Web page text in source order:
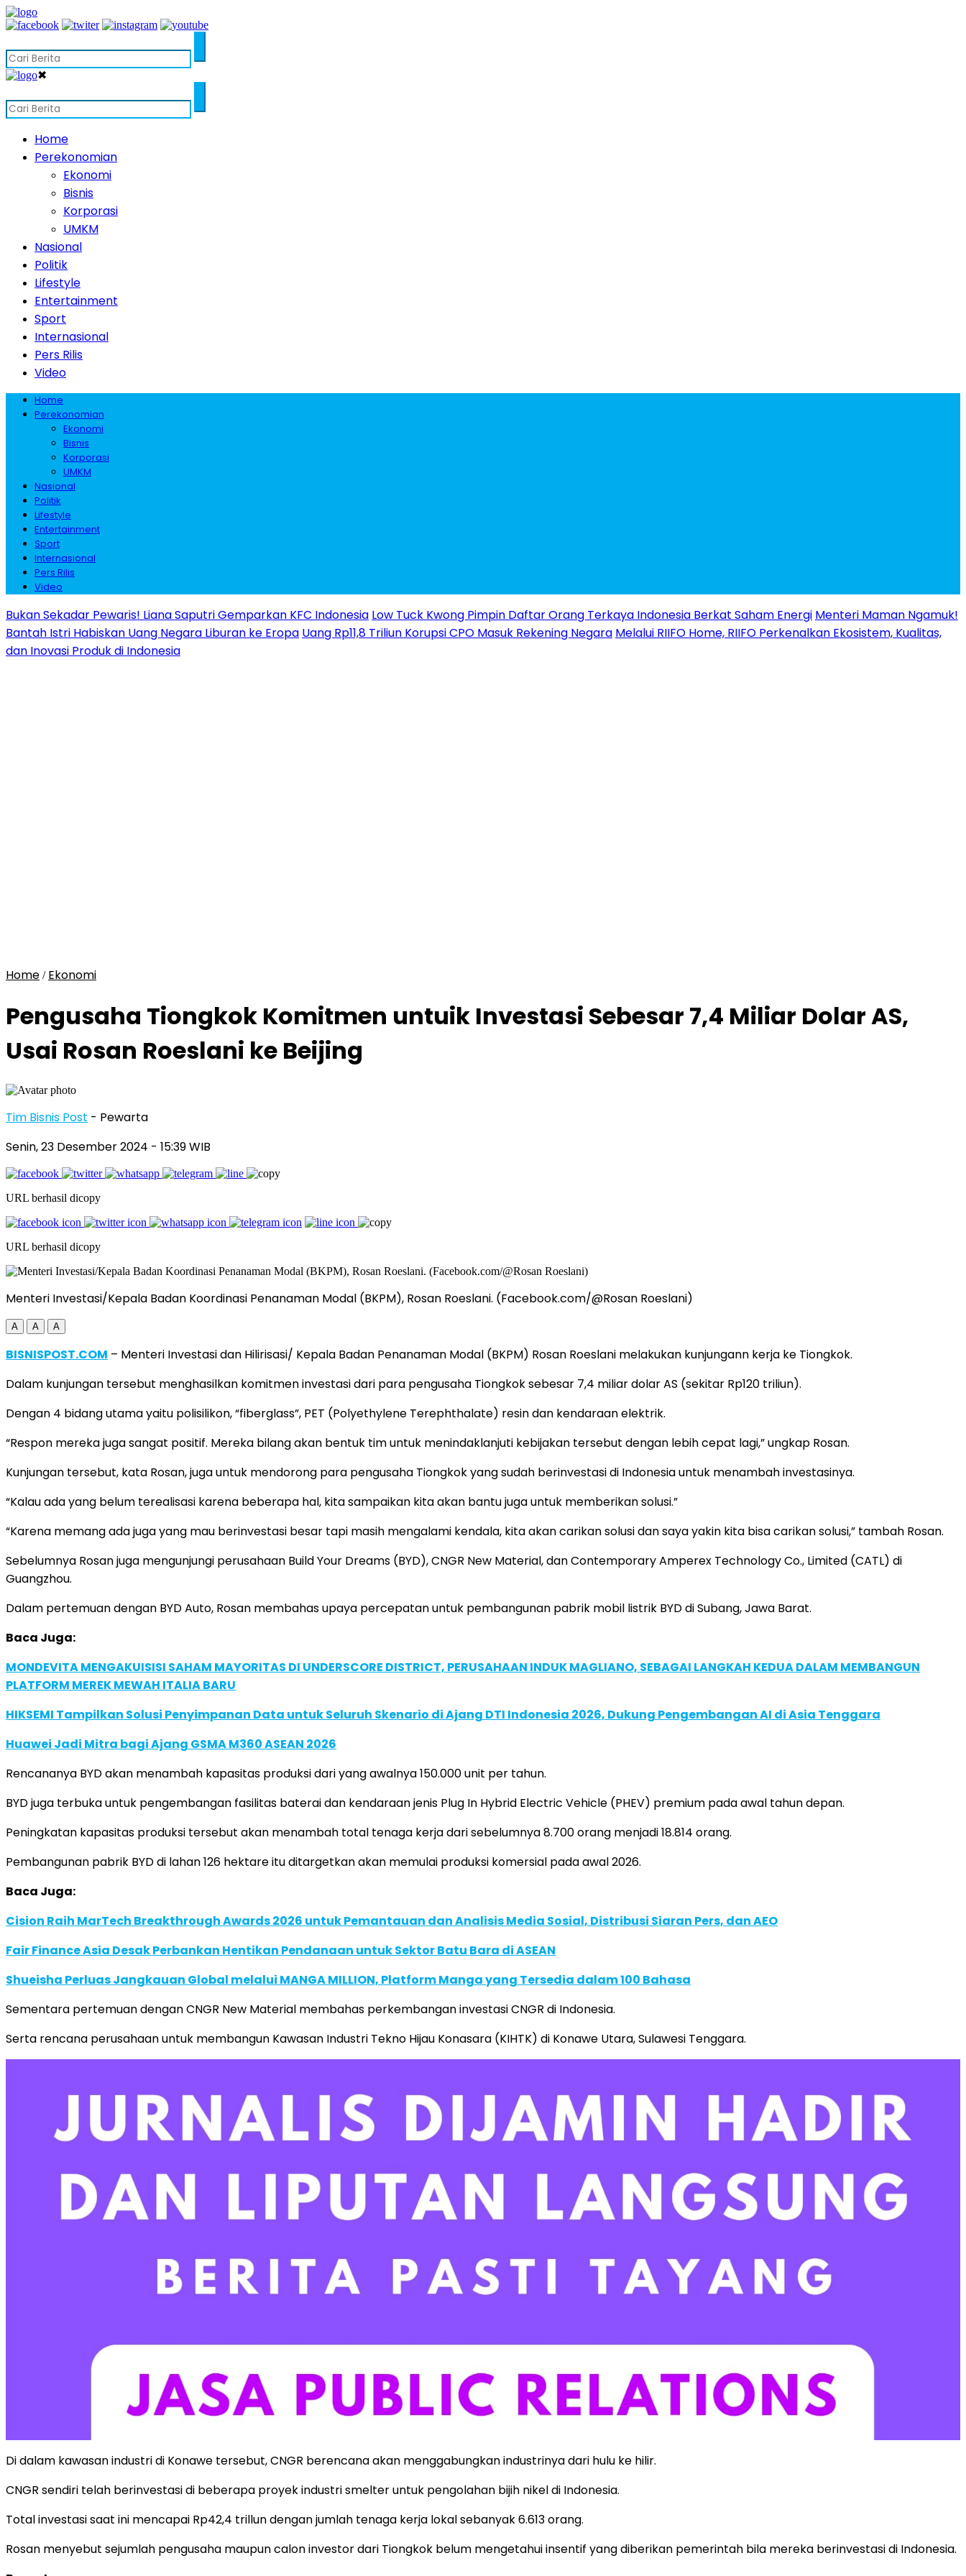
✖
Home
Perekonomian
Ekonomi
Bisnis
Korporasi
UMKM
Nasional
Politik
Lifestyle
Entertainment
Sport
Internasional
Pers Rilis
Video
Home
Perekonomian
Ekonomi
Bisnis
Korporasi
UMKM
Nasional
Politik
Lifestyle
Entertainment
Sport
Internasional
Pers Rilis
Video
Bukan Sekadar Pewaris! Liana Saputri Gemparkan KFC Indonesia Low Tuck Kwong Pimpin Daftar Orang Terkaya Indonesia Berkat Saham Energi Menteri Maman Ngamuk!
Bantah Istri Habiskan Uang Negara Liburan ke Eropa Uang Rp11,8 Triliun Korupsi CPO Masuk Rekening Negara Melalui RIIFO Home, RIIFO Perkenalkan Ekosistem, Kualitas,
dan Inovasi Produk di Indonesia
Home / Ekonomi
Pengusaha Tiongkok Komitmen untuik Investasi Sebesar 7,4 Miliar Dolar AS,
Usai Rosan Roeslani ke Beijing
Tim Bisnis Post - Pewarta
Senin, 23 Desember 2024 - 15:39 WIB
URL berhasil dicopy
URL berhasil dicopy
Menteri Investasi/Kepala Badan Koordinasi Penanaman Modal (BKPM), Rosan Roeslani. (Facebook.com/@Rosan Roeslani)
A A A
BISNISPOST.COM – Menteri Investasi dan Hilirisasi/ Kepala Badan Penanaman Modal (BKPM) Rosan Roeslani melakukan kunjungann kerja ke Tiongkok.
Dalam kunjungan tersebut menghasilkan komitmen investasi dari para pengusaha Tiongkok sebesar 7,4 miliar dolar AS (sekitar Rp120 triliun).
Dengan 4 bidang utama yaitu polisilikon, “fiberglass”, PET (Polyethylene Terephthalate) resin dan kendaraan elektrik.
“Respon mereka juga sangat positif. Mereka bilang akan bentuk tim untuk menindaklanjuti kebijakan tersebut dengan lebih cepat lagi,” ungkap Rosan.
Kunjungan tersebut, kata Rosan, juga untuk mendorong para pengusaha Tiongkok yang sudah berinvestasi di Indonesia untuk menambah investasinya.
“Kalau ada yang belum terealisasi karena beberapa hal, kita sampaikan kita akan bantu juga untuk memberikan solusi.”
“Karena memang ada juga yang mau berinvestasi besar tapi masih mengalami kendala, kita akan carikan solusi dan saya yakin kita bisa carikan solusi,” tambah Rosan.
Sebelumnya Rosan juga mengunjungi perusahaan Build Your Dreams (BYD), CNGR New Material, dan Contemporary Amperex Technology Co., Limited (CATL) di
Guangzhou.
Dalam pertemuan dengan BYD Auto, Rosan membahas upaya percepatan untuk pembangunan pabrik mobil listrik BYD di Subang, Jawa Barat.
Baca Juga:
MONDEVITA MENGAKUISISI SAHAM MAYORITAS DI UNDERSCORE DISTRICT, PERUSAHAAN INDUK MAGLIANO, SEBAGAI LANGKAH KEDUA DALAM MEMBANGUN
PLATFORM MEREK MEWAH ITALIA BARU
HIKSEMI Tampilkan Solusi Penyimpanan Data untuk Seluruh Skenario di Ajang DTI Indonesia 2026, Dukung Pengembangan AI di Asia Tenggara
Huawei Jadi Mitra bagi Ajang GSMA M360 ASEAN 2026
Rencananya BYD akan menambah kapasitas produksi dari yang awalnya 150.000 unit per tahun.
BYD juga terbuka untuk pengembangan fasilitas baterai dan kendaraan jenis Plug In Hybrid Electric Vehicle (PHEV) premium pada awal tahun depan.
Peningkatan kapasitas produksi tersebut akan menambah total tenaga kerja dari sebelumnya 8.700 orang menjadi 18.814 orang.
Pembangunan pabrik BYD di lahan 126 hektare itu ditargetkan akan memulai produksi komersial pada awal 2026.
Baca Juga:
Cision Raih MarTech Breakthrough Awards 2026 untuk Pemantauan dan Analisis Media Sosial, Distribusi Siaran Pers, dan AEO
Fair Finance Asia Desak Perbankan Hentikan Pendanaan untuk Sektor Batu Bara di ASEAN
Shueisha Perluas Jangkauan Global melalui MANGA MILLION, Platform Manga yang Tersedia dalam 100 Bahasa
Sementara pertemuan dengan CNGR New Material membahas perkembangan investasi CNGR di Indonesia.
Serta rencana perusahaan untuk membangun Kawasan Industri Tekno Hijau Konasara (KIHTK) di Konawe Utara, Sulawesi Tenggara.
Di dalam kawasan industri di Konawe tersebut, CNGR berencana akan menggabungkan industrinya dari hulu ke hilir.
CNGR sendiri telah berinvestasi di beberapa proyek industri smelter untuk pengolahan bijih nikel di Indonesia.
Total investasi saat ini mencapai Rp42,4 trillun dengan jumlah tenaga kerja lokal sebanyak 6.613 orang.
Rosan menyebut sejumlah pengusaha maupun calon investor dari Tiongkok belum mengetahui insentif yang diberikan pemerintah bila mereka berinvestasi di Indonesia.